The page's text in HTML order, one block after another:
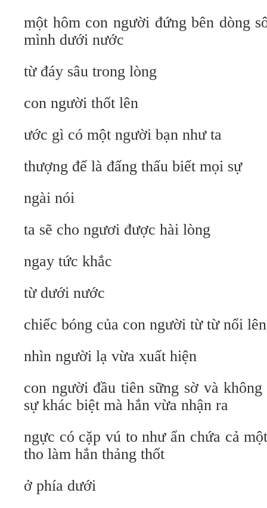
một hôm con người đứng bên dòng
mình dưới nước
từ đáy sâu trong lòng
con người thốt lên
ước gì có một người bạn như ta
thượng đế là đấng thấu biết mọi sự
ngài nói
ta sẽ cho ngươi được hài lòng
ngay tức khắc
từ dưới nước
chiếc bóng của con người từ từ nổi
nhìn người lạ vừa xuất hiện
con người đầu tiên sững sờ và
sự khác biệt mà hắn vừa nhận ra
ngực có cặp vú to như ẩn chứa cả
tho làm hắn thảng thốt
ở phía dưới